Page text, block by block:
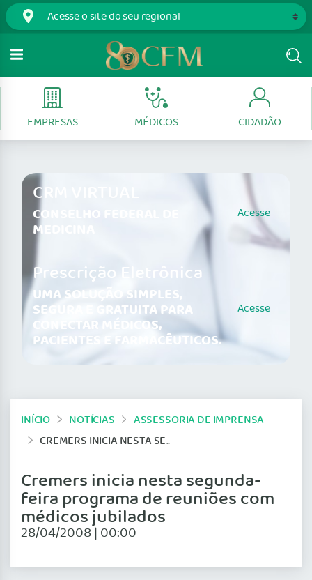
EMPRESAS MÉDICOS CIDADÃO
CRM VIRTUAL
CONSELHO FEDERAL DE
MEDICINA
Acesse
Prescrição Eletrônica
UMA SOLUÇÃO SIMPLES,
SEGURA E GRATUITA PARA
CONECTAR MÉDICOS,
PACIENTES E FARMACÊUTICOS.
Acesse
INÍCIO NOTÍCIAS
ASSESSORIA DE IMPRENSA
CREMERS INICIA NESTA SEGUNDA-FEIRA PROGRAMA DE REUNIÕES COM MÉDICOS JUBILADOS
Cremers inicia nesta segunda-
feira programa de reuniões com
médicos jubilados
28/04/2008 | 00:00